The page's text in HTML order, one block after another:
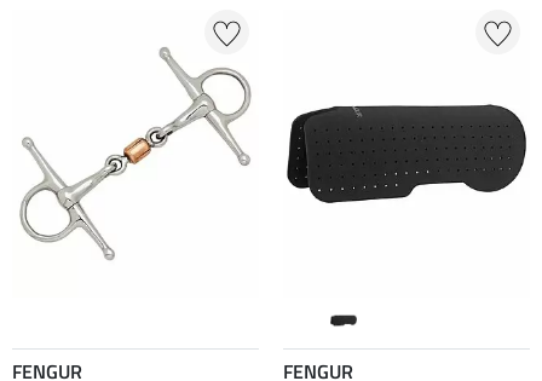
FENGUR FENGUR